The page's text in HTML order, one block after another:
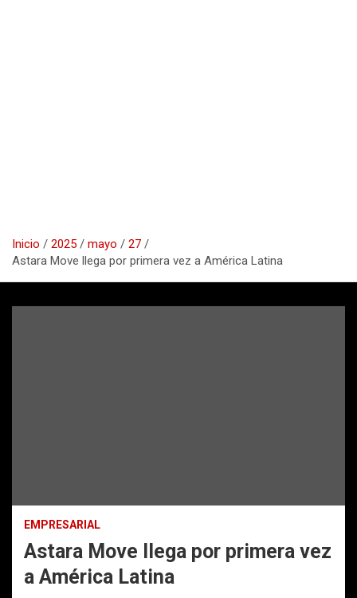
Inicio 2025 mayo
27
Astara Move llega por primera vez a América Latina
EMPRESARIAL
Astara Move llega por primera vez
a América Latina